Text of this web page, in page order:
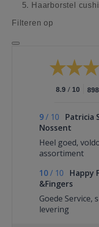
Haarborstel
Filteren op
8.9 / 10
9/ 10
Patricia
Nossent
Heel goed,
assortiment
10/ 10
Happy
&Fingers
Goede Service,
levering